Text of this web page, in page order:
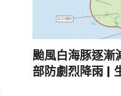
颱風白海豚逐
部防劇烈降雨 |